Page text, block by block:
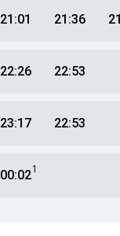
21:01 21:36
22:26 22:53
23:17 22:53
00:021